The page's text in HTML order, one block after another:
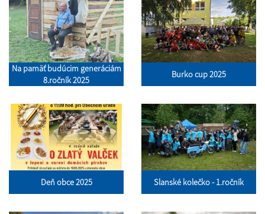
Na pamäť budúcim generáciám
8.ročník 2025
Burko cup 2025
Deň obce 2025 Slanské kolečko - 1.ročník